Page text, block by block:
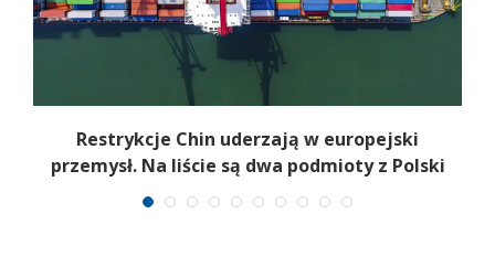
Restrykcje Chin uderzają w europejski
przemysł. Na liście są dwa podmioty z Polski